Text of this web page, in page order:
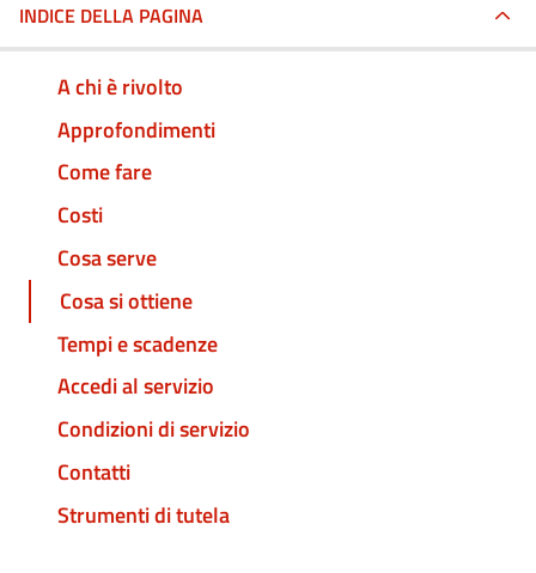
INDICE DELLA PAGINA
A chi è rivolto
Approfondimenti
Come fare
Costi
Cosa serve
Cosa si ottiene
Tempi e scadenze
Accedi al servizio
Condizioni di servizio
Contatti
Strumenti di tutela